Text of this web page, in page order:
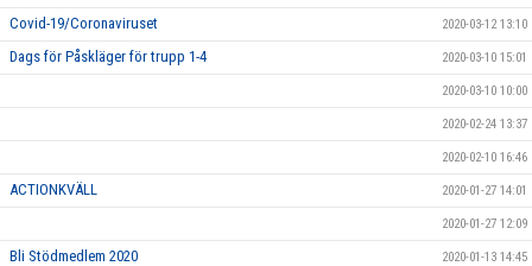
Covid-19/Coronaviruset 2020-03-12 13:10
Dags för Påskläger för trupp 1-4 2020-03-10 15:01
2020-03-10 10:00
2020-02-24 13:37
2020-02-10 16:46
ACTIONKVÄLL 2020-01-27 14:01
2020-01-27 12:09
Bli Stödmedlem 2020 2020-01-13 14:45